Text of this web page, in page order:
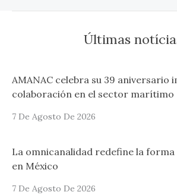
Últimas
AMANAC celebra su 39 aniversario
colaboración en el sector marítimo
7 De Agosto De 2026
La omnicanalidad redefine la forma
en México
7 De Agosto De 2026